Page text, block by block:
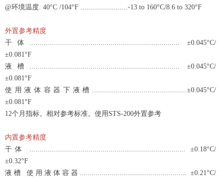
@环境温度. 40°C /104°F ........................-13 to 160°C/8.6 to 320°F
外置参考精度
干体............................................................................ ±0.045°C/
±0.081°F
液槽............................................................................ ±0.045°C/
±0.081°F
使用液体容器下液槽................................................±0.045°C/
±0.081°F
12个月指标。相对参考标准。使用STS-200外置参考
内置参考精度
干体 ............................................................................... ±0.18°C/
±0.32°F
液槽 使用液体容器...................................................... ±0.21°C/